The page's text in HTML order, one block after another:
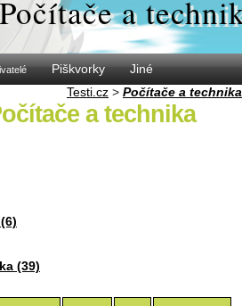
a
Piškvorky
Jiné
Testi.cz > Počítače a technika
a technika
(39)